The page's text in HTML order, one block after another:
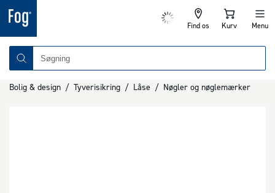
Find os Kurv Menu
Bolig & design / Tyverisikring / Låse / Nøgler og nøglemærker